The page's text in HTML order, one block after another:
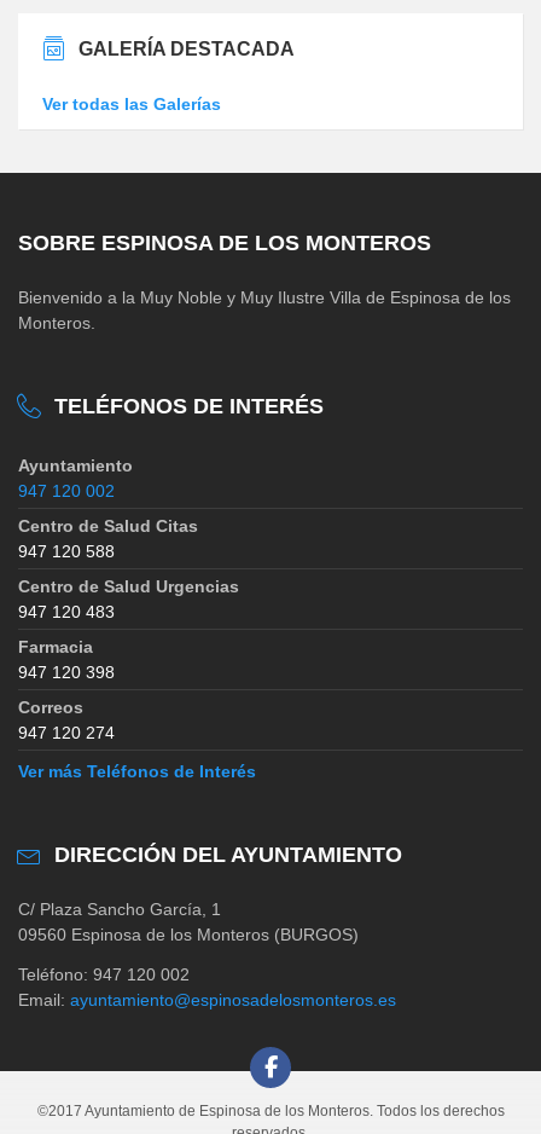
GALERÍA DESTACADA
Ver todas las Galerías
SOBRE ESPINOSA DE LOS MONTEROS
Bienvenido a la Muy Noble y Muy Ilustre Villa de Espinosa de los
Monteros.
TELÉFONOS DE INTERÉS
Ayuntamiento
947 120 002
Centro de Salud Citas
947 120 588
Centro de Salud Urgencias
947 120 483
Farmacia
947 120 398
Correos
947 120 274
Ver más Teléfonos de Interés
DIRECCIÓN DEL AYUNTAMIENTO
C/ Plaza Sancho García, 1
09560 Espinosa de los Monteros (BURGOS)
Teléfono: 947 120 002
Email: ayuntamiento@espinosadelosmonteros.es
©2017 Ayuntamiento de Espinosa de los Monteros. Todos los derechos